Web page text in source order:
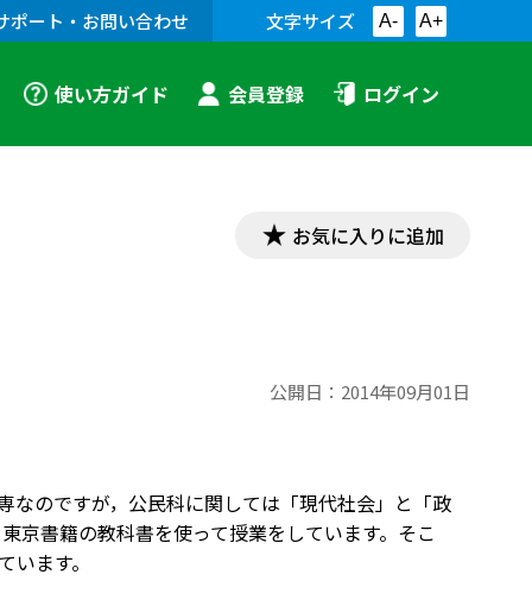
ポート・お問い合わせ 文字サイズ A- A+
使い方ガイド 会員登録 ログイン
お気に入りに追加
公開日： 2014年09月01日
のですが，公民科に関しては「現代社会」と「政
京書籍の教科書を使って授業をしています。そこ
ます。